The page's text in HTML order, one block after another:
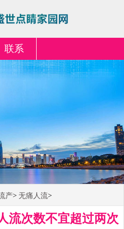
联系
产>无痛人流>
流次数不宜超过两次